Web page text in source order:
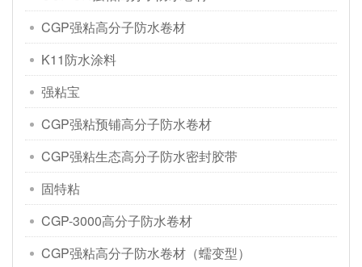
CGP强粘高分子防水卷材
K11防水涂料
强粘宝
CGP强粘预铺高分子防水卷材
CGP强粘生态高分子防水密封胶带
固特粘
CGP-3000高分子防水卷材
CGP强粘高分子防水卷材（蠕变型）